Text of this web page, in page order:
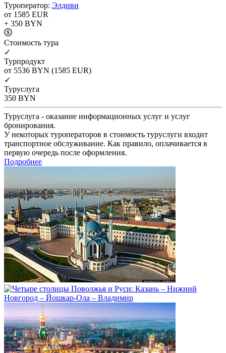
Туроператор: Элдиви
от 1585 EUR
+ 350 BYN
Cтоимость тура
✓
Турпродукт
от 5536 BYN (1585 EUR)
✓
Туруслуга
350 BYN
Туруслуга - оказание информационных услуг и услуг
бронирования.
У некоторых туроператоров в стоимость туруслуги входит
транспортное обслуживание. Как правило, оплачивается в
первую очередь после оформления.
Подробнее